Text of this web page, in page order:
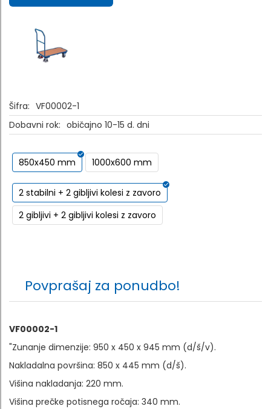
Šifra: VF00002-1
Dobavni rok: običajno 10-15 d. dni
850x450 mm 1000x600 mm
2 stabilni + 2 gibljivi kolesi z zavoro
2 gibljivi + 2 gibljivi kolesi z zavoro
Povprašaj za ponudbo!
VF00002-1
"Zunanje dimenzije: 950 x 450 x 945 mm (d/š/v).
Nakladalna površina: 850 x 445 mm (d/š).
Višina nakladanja: 220 mm.
Višina prečke potisnega ročaja: 340 mm.